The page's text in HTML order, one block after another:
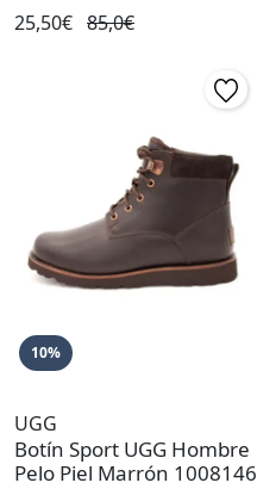
25,50€ 85,0€
10%
UGG
Botín Sport UGG Hombre
Pelo Piel Marrón 1008146